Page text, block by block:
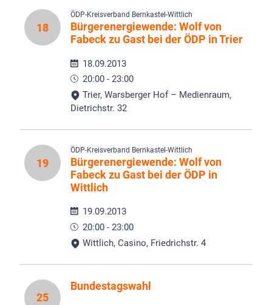
18
ÖDP-Kreisverband Bernkastel-Wittlich
Bürgerenergiewende: Wolf von
Fabeck zu Gast bei der ÖDP in Trier
18.09.2013
20:00 - 23:00
Trier, Warsberger Hof – Medienraum,
Dietrichstr. 32
19
ÖDP-Kreisverband Bernkastel-Wittlich
Bürgerenergiewende: Wolf von
Fabeck zu Gast bei der ÖDP in
Wittlich
19.09.2013
20:00 - 23:00
Wittlich, Casino, Friedrichstr. 4
25
Bundestagswahl